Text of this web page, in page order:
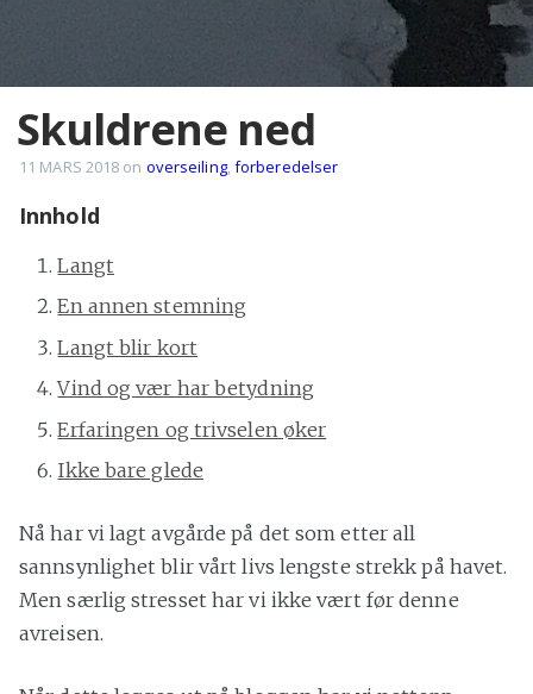
Skuldrene ned
11 MARS 2018 on overseiling,forberedelser
Innhold
Langt
En annen stemning
Langt blir kort
Vind og vær har betydning
Erfaringen og trivselen øker
Ikke bare glede
Nå har vi lagt avgårde på det som etter all
sannsynlighet blir vårt livs lengste strekk på havet.
Men særlig stresset har vi ikke vært før denne
avreisen.